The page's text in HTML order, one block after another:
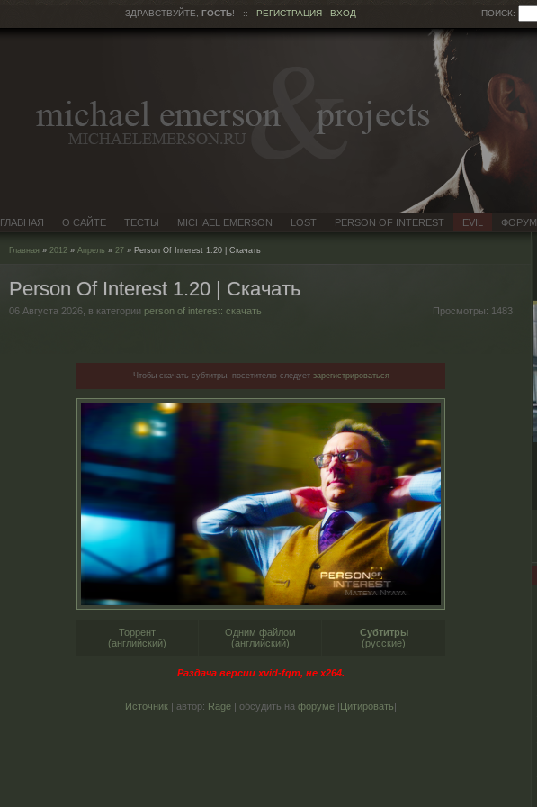
ЗДРАВСТВУЙТЕ, ГОСТЬ! :: РЕГИСТРАЦИЯ ВХОД ПОИСК:
ГЛАВНАЯ О САЙТЕ ТЕСТЫ MICHAEL EMERSON LOST PERSON OF INTEREST EVIL ФОРУМ
Главная » 2012 » Апрель » 27 » Person Of Interest 1.20 | Скачать
Person Of Interest 1.20 | Скачать
06 Августа 2026, в категории person of interest: скачать Просмотры: 1483
Чтобы скачать субтитры, посетителю следует зарегистрироваться
Торрент
(английский)
Одним файлом
(английский)
Субтитры
(русские)
Раздача версии xvid-fqm, не x264.
Источник | автор: Rage | обсудить на форуме |Цитировать|